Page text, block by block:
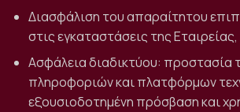
Διασφάλιση του απαραίτητου
στις εγκαταστάσεις της Εταιρείας,
Ασφάλεια διαδικτύου: προστασία
πληροφοριών και πλατφόρμων
εξουσιοδοτημένη πρόσβαση και